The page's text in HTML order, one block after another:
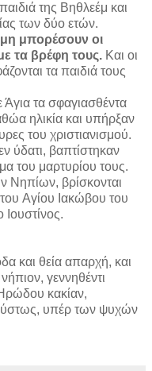
της Βηθλεέμ και
των δύο ετών.
μπορέσουν οι
τα βρέφη τους. Και οι
τα παιδιά τους
Άγια τα σφαγιασθέντα
ηλικία και υπήρξαν
του χριστιανισμού.
ύδατι, βαπτίστηκαν
του μαρτυρίου τους.
Νηπίων, βρίσκονται
Aγίου Iακώβου του
Iουστίνος.
και θεία απαρχή, και
γεννηθέντι
κακίαν,
υπέρ των ψυχών